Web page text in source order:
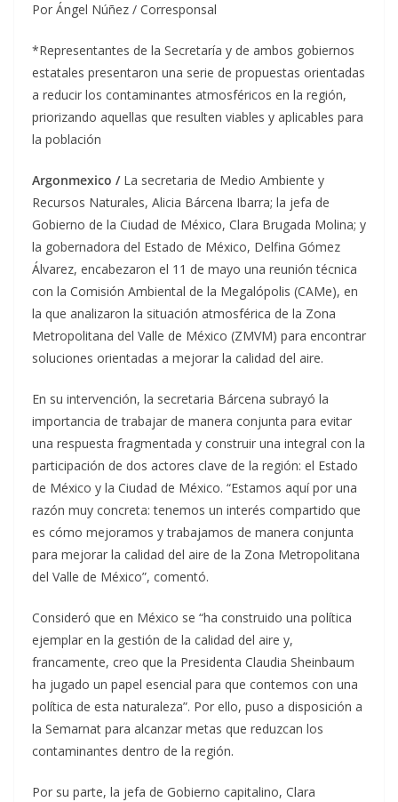
Por Ángel Núñez / Corresponsal
*Representantes de la Secretaría y de ambos gobiernos
estatales presentaron una serie de propuestas orientadas
a reducir los contaminantes atmosféricos en la región,
priorizando aquellas que resulten viables y aplicables para
la población
Argonmexico / La secretaria de Medio Ambiente y
Recursos Naturales, Alicia Bárcena Ibarra; la jefa de
Gobierno de la Ciudad de México, Clara Brugada Molina; y
la gobernadora del Estado de México, Delfina Gómez
Álvarez, encabezaron el 11 de mayo una reunión técnica
con la Comisión Ambiental de la Megalópolis (CAMe), en
la que analizaron la situación atmosférica de la Zona
Metropolitana del Valle de México (ZMVM) para encontrar
soluciones orientadas a mejorar la calidad del aire.
En su intervención, la secretaria Bárcena subrayó la
importancia de trabajar de manera conjunta para evitar
una respuesta fragmentada y construir una integral con la
participación de dos actores clave de la región: el Estado
de México y la Ciudad de México. “Estamos aquí por una
razón muy concreta: tenemos un interés compartido que
es cómo mejoramos y trabajamos de manera conjunta
para mejorar la calidad del aire de la Zona Metropolitana
del Valle de México”, comentó.
Consideró que en México se “ha construido una política
ejemplar en la gestión de la calidad del aire y,
francamente, creo que la Presidenta Claudia Sheinbaum
ha jugado un papel esencial para que contemos con una
política de esta naturaleza”. Por ello, puso a disposición a
la Semarnat para alcanzar metas que reduzcan los
contaminantes dentro de la región.
Por su parte, la jefa de Gobierno capitalino, Clara